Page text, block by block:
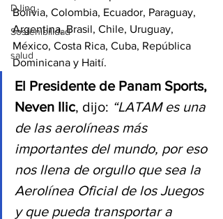
DJing
Sostenibilidad
salud
Bolivia, Colombia, Ecuador, Paraguay,
Argentina, Brasil, Chile, Uruguay,
México, Costa Rica, Cuba, República
Dominicana y Haití.
El Presidente de Panam Sports,
Neven Ilic, dijo: “LATAM es una
de las aerolíneas más
importantes del mundo, por eso
nos llena de orgullo que sea la
Aerolínea Oficial de los Juegos
y que pueda transportar a